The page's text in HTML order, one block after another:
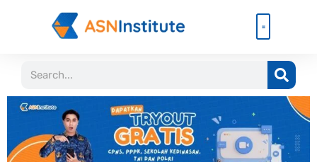
Search